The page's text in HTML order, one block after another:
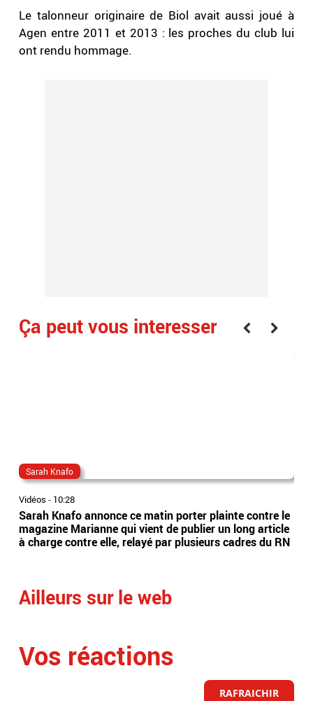
Le talonneur originaire de Biol avait aussi joué à
Agen entre 2011 et 2013 : les proches du club lui
ont rendu hommage.
Ça peut vous interesser
Sarah Knafo
Vidéos - 10:28
Sarah Knafo annonce ce matin porter plainte contre le
magazine Marianne qui vient de publier un long article
à charge contre elle, relayé par plusieurs cadres du RN
Ailleurs sur le web
Vos réactions
RAFRAICHIR